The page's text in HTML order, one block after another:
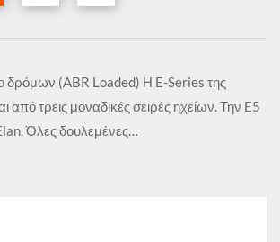
δρόμων (ABR Loaded) Η E-Series της
από τρεις μοναδικές σειρές ηχείων. Την E5
Όλες δουλεμένες…